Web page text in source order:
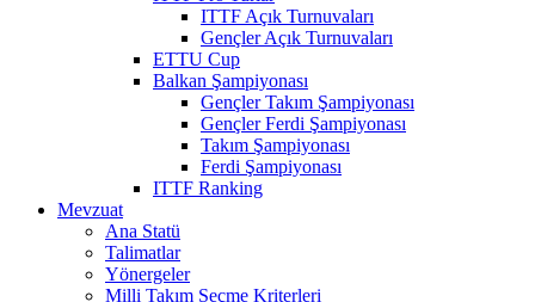
ITTF Açık Turnuvaları
Gençler Açık Turnuvaları
ETTU Cup
Balkan Şampiyonası
Gençler Takım Şampiyonası
Gençler Ferdi Şampiyonası
Takım Şampiyonası
Ferdi Şampiyonası
ITTF Ranking
Mevzuat
Ana Statü
Talimatlar
Yönergeler
Milli Takım Seçme Kriterleri